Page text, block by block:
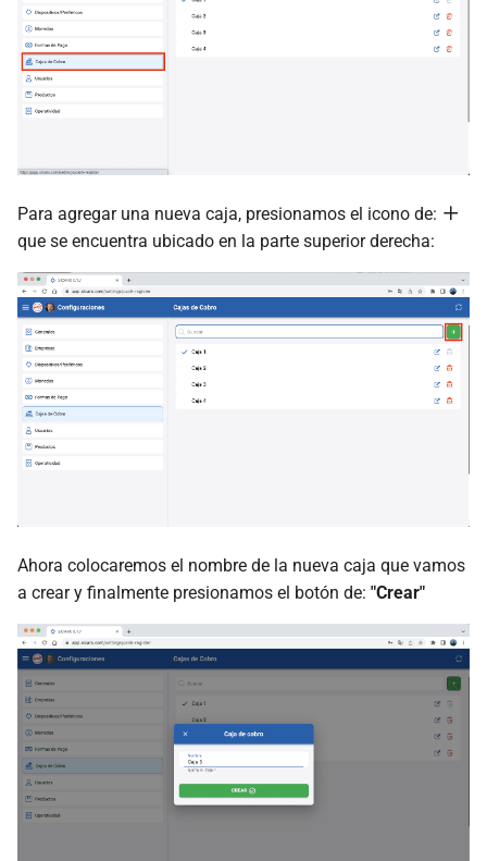
Para agregar una nueva caja, presionamos el icono de:
que se encuentra ubicado en la parte superior derecha:
Ahora colocaremos el nombre de la nueva caja que vamos
a crear y finalmente presionamos el botón de: "Crear"